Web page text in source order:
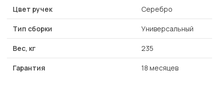
Цвет ручек Серебро
Тип сборки Универсальный
Вес, кг 235
Гарантия 18 месяцев